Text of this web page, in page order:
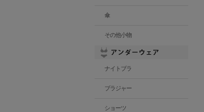
傘
その他小物
ナイトブラ
ブラジャー
ショーツ